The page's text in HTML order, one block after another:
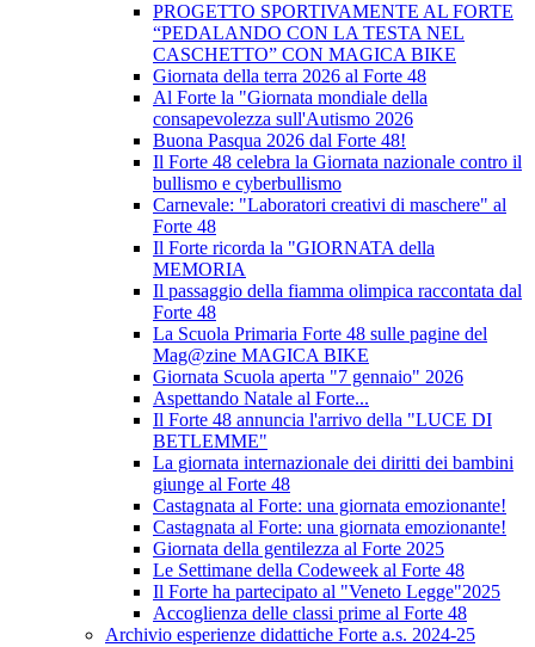
PROGETTO SPORTIVAMENTE AL FORTE
“PEDALANDO CON LA TESTA NEL
CASCHETTO” CON MAGICA BIKE
Giornata della terra 2026 al Forte 48
Al Forte la "Giornata mondiale della
consapevolezza sull'Autismo 2026
Buona Pasqua 2026 dal Forte 48!
Il Forte 48 celebra la Giornata nazionale contro il
bullismo e cyberbullismo
Carnevale: "Laboratori creativi di maschere" al
Forte 48
Il Forte ricorda la "GIORNATA della
MEMORIA
Il passaggio della fiamma olimpica raccontata dal
Forte 48
La Scuola Primaria Forte 48 sulle pagine del
Mag@zine MAGICA BIKE
Giornata Scuola aperta "7 gennaio" 2026
Aspettando Natale al Forte...
Il Forte 48 annuncia l'arrivo della "LUCE DI
BETLEMME"
La giornata internazionale dei diritti dei bambini
giunge al Forte 48
Castagnata al Forte: una giornata emozionante!
Castagnata al Forte: una giornata emozionante!
Giornata della gentilezza al Forte 2025
Le Settimane della Codeweek al Forte 48
Il Forte ha partecipato al "Veneto Legge"2025
Accoglienza delle classi prime al Forte 48
Archivio esperienze didattiche Forte a.s. 2024-25